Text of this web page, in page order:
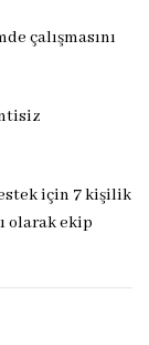
çalışmasını
için 7 kişilik
olarak ekip